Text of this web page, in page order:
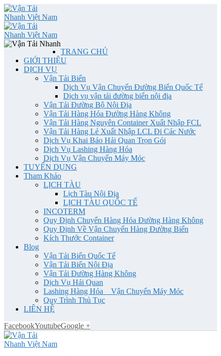
TRANG CHỦ
GIỚI THIỆU
DỊCH VỤ
Vận Tải Biển
Dịch Vụ Vận Chuyển Đường Biển Quốc Tế
Dịch vụ vận tải đường biển nội địa
Vận Tải Đường Bộ Nội Địa
Vận Tải Hàng Hóa Đường Hàng Không
Vận Tải Hàng Nguyên Container Xuất Nhập FCL
Vận Tải Hàng Lẻ Xuất Nhập LCL Đi Các Nước
Dịch Vụ Khai Báo Hải Quan Trọn Gói
Dịch Vụ Lashing Hàng Hóa
Dịch Vụ Vận Chuyển Máy Móc
TUYỂN DỤNG
Tham Khảo
LỊCH TÀU
Lịch Tàu Nội Địa
LỊCH TÀU QUỐC TẾ
INCOTERM
Quy Định Chuyển Hàng Hóa Đường Hàng Không
Quy Định Về Vận Chuyển Hàng Đường Biển
Kích Thước Container
Blog
Vận Tải Biển Quốc Tế
Vận Tải Biển Nội Địa
Vận Tải Đường Hàng Không
Dịch Vụ Hải Quan
Lashing Hàng Hóa _ Vận Chuyển Máy Móc
Quy Trình Thủ Tục
LIÊN HỆ
FacebookYoutubeGoogle +